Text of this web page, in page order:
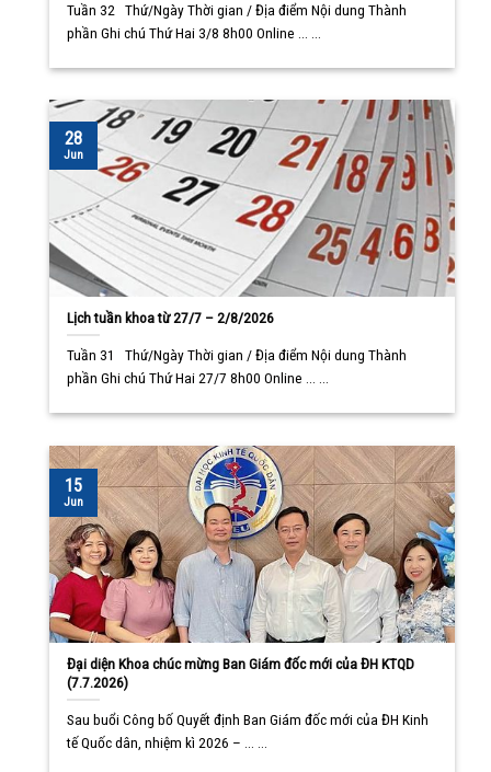
Tuần 32 Thứ/Ngày Thời gian / Địa điểm Nội dung Thành
phần Ghi chú Thứ Hai 3/8 8h00 Online ... ...
Lịch tuần khoa từ 27/7 – 2/8/2026
Tuần 31 Thứ/Ngày Thời gian / Địa điểm Nội dung Thành
phần Ghi chú Thứ Hai 27/7 8h00 Online ... ...
28
Jun
Đại diện Khoa chúc mừng Ban Giám đốc mới của ĐH KTQD
(7.7.2026)
Sau buổi Công bố Quyết định Ban Giám đốc mới của ĐH Kinh
tế Quốc dân, nhiệm kì 2026 – ... ...
15
Jun